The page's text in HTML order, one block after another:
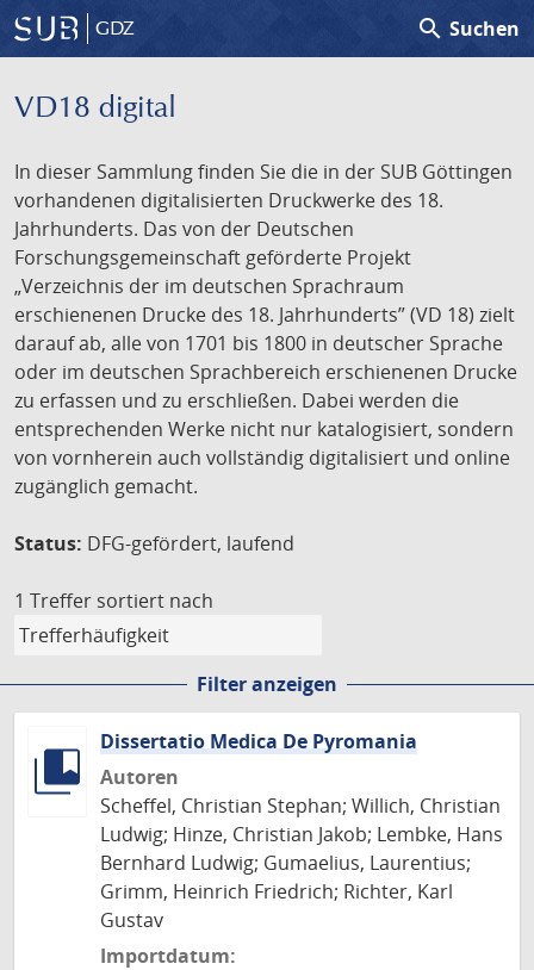
GDZ search Suchen
VD18 digital
In dieser Sammlung finden Sie die in der SUB Göttingen
vorhandenen digitalisierten Druckwerke des 18.
Jahrhunderts. Das von der Deutschen
Forschungsgemeinschaft geförderte Projekt
„Verzeichnis der im deutschen Sprachraum
erschienenen Drucke des 18. Jahrhunderts” (VD 18) zielt
darauf ab, alle von 1701 bis 1800 in deutscher Sprache
oder im deutschen Sprachbereich erschienenen Drucke
zu erfassen und zu erschließen. Dabei werden die
entsprechenden Werke nicht nur katalogisiert, sondern
von vornherein auch vollständig digitalisiert und online
zugänglich gemacht.
Status: DFG-gefördert, laufend
1 Treffer sortiert nach
Filter anzeigen
Dissertatio Medica De Pyromania
Autoren
Scheffel, Christian Stephan; Willich, Christian
Ludwig; Hinze, Christian Jakob; Lembke, Hans
Bernhard Ludwig; Gumaelius, Laurentius;
Grimm, Heinrich Friedrich; Richter, Karl
Gustav
Importdatum: